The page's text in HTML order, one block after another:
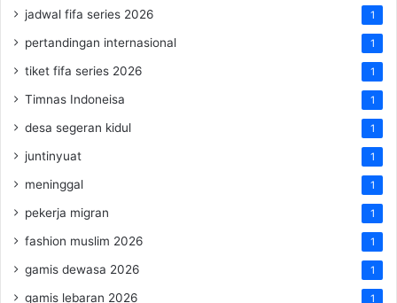
jadwal fifa series 2026 1
pertandingan internasional 1
tiket fifa series 2026 1
Timnas Indoneisa 1
desa segeran kidul 1
juntinyuat 1
meninggal 1
pekerja migran 1
fashion muslim 2026 1
gamis dewasa 2026 1
gamis lebaran 2026 1